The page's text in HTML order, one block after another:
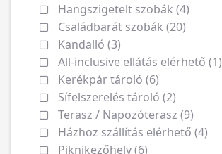
Hangszigetelt szobák (4)
Családbarát szobák (20)
Kandalló (3)
All-inclusive ellátás elérhető (1)
Kerékpár tároló (6)
Sífelszerelés tároló (2)
Terasz / Napozóterasz (9)
Házhoz szállítás elérhető (4)
Piknikezőhely (6)